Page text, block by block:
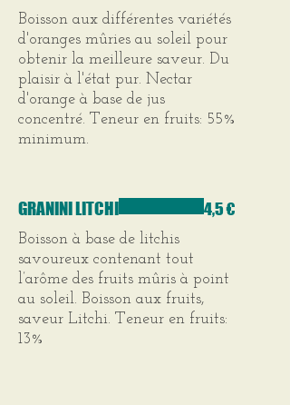
Boisson aux différentes variétés
d'oranges mûries au soleil pour
obtenir la meilleure saveur. Du
plaisir à l'état pur. Nectar
d'orange à base de jus
concentré. Teneur en fruits: 55%
minimum.
GRANINI LITCHI
Boisson à base de litchis
savoureux contenant tout
l’arôme des fruits mûris à point
au soleil. Boisson aux fruits,
saveur Litchi. Teneur en fruits:
13%
4,5 €